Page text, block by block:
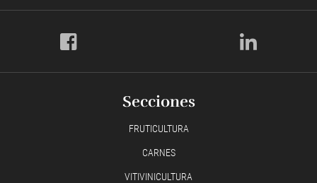
Secciones
FRUTICULTURA
CARNES
VITIVINICULTURA